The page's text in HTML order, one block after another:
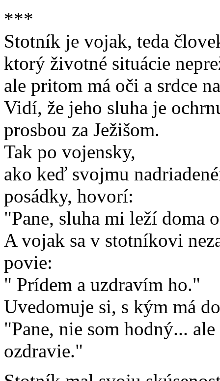
***
Stotník je vojak, teda
ktorý životné situácie
ale pritom má oči a srdce
Vidí, že jeho sluha je
prosbou za Ježišom.
Tak po vojensky,
ako keď svojmu
posádky, hovorí:
"Pane, sluha mi leží doma
A vojak sa v stotníkovi
povie:
" Prídem a uzdravím ho."
Uvedomuje si, s kým má
"Pane, nie som hodný...
ozdravie."